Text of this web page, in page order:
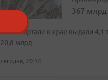
367 млрд
Во II квартале в крае выдали 4,1
20,8 млрд
сегодня, 20:14